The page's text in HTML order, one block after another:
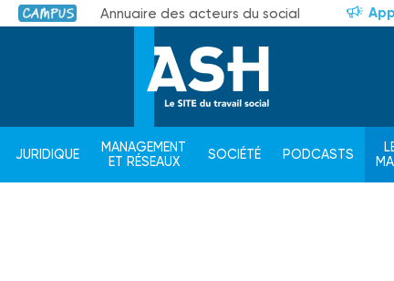
Campus Annuaire des acteurs du social
JURIDIQUE
MANAGEMENT
ET RÉSEAUX
SOCIÉTÉ PODCASTS